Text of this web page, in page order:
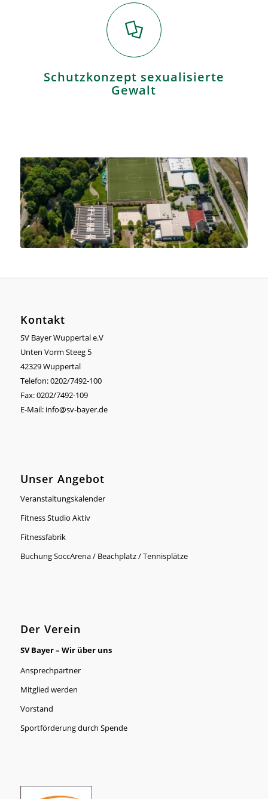
Schutzkonzept sexualisierte
Gewalt
Kontakt
SV Bayer Wuppertal e.V
Unten Vorm Steeg 5
42329 Wuppertal
Telefon: 0202/7492-100
Fax: 0202/7492-109
E-Mail: info@sv-bayer.de
Unser Angebot
Veranstaltungskalender
Fitness Studio Aktiv
Fitnessfabrik
Buchung SoccArena / Beachplatz / Tennisplätze
Der Verein
SV Bayer – Wir über uns
Ansprechpartner
Mitglied werden
Vorstand
Sportförderung durch Spende